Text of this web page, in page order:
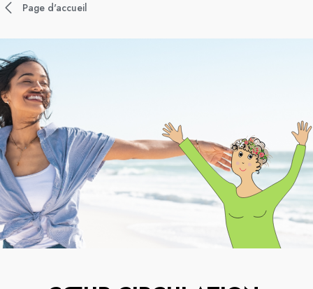
Page d'accueil